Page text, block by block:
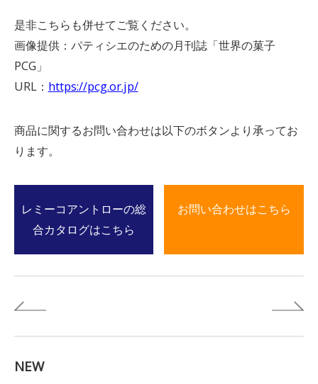
是非こちらも併せてご覧ください。
画像提供：パティシエのための月刊誌「世界の菓子
PCG」
URL： https://pcg.or.jp/
商品に関するお問い合わせは以下のボタンより承ってお
ります。
レミーコアントローの総
合カタログはこちら
お問い合わせはこちら
NEW